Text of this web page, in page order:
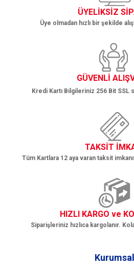
Gönder
ÜYELİKSİZ
Üye olmadan hızlı bir şekilde
GÜVENLİ
Kredi Kartı Bilgileriniz 256 Bit SSL
TAKSİT
Tüm Kartlara 12 aya varan taksit
HIZLI KARGO ve
Siparişleriniz hızlıca kargolanır.
Kurumsal